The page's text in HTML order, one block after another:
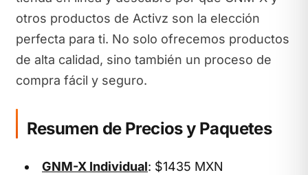
otros productos de Activz son la elección
perfecta para ti. No solo ofrecemos productos
de alta calidad, sino también un proceso de
compra fácil y seguro.
Resumen de Precios y Paquetes
GNM-X Individual: $1435 MXN